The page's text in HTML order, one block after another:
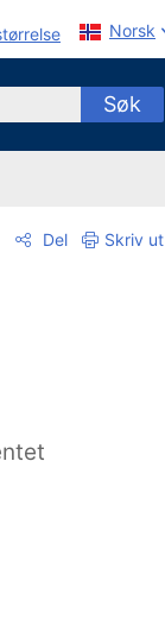
Norsk
Søk
Del Skriv ut